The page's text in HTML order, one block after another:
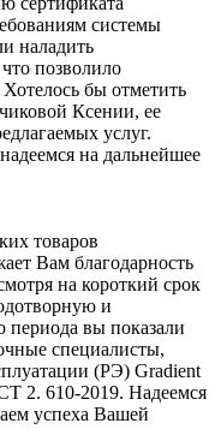
системы
наладить
позволило
Хотелось бы отметить
Ксении, ее
услуг.
на дальнейшее
товаров
Вам благодарность
на короткий срок
и
периода вы показали
специалисты,
(РЭ) Gradient
2. 610-2019. Надеемся
успеха Вашей